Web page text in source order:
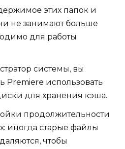
этих папок и
не занимают больше
для работы
системы, вы
Premiere использовать
для хранения кэша.
продолжительности
иногда старые файлы
чтобы